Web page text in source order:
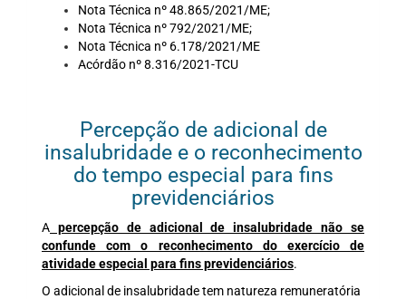
Nota Técnica nº 48.865/2021/ME;
Nota Técnica nº 792/2021/ME;
Nota Técnica nº 6.178/2021/ME
Acórdão nº 8.316/2021-TCU
Percepção de adicional de
insalubridade e o reconhecimento
do tempo especial para fins
previdenciários
A percepção de adicional de insalubridade não se
confunde com o reconhecimento do exercício de
atividade especial para fins previdenciários.
O adicional de insalubridade tem natureza remuneratória